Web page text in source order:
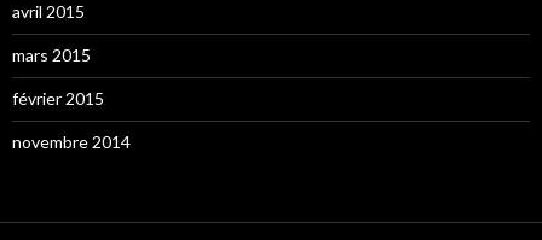
avril 2015
mars 2015
février 2015
novembre 2014